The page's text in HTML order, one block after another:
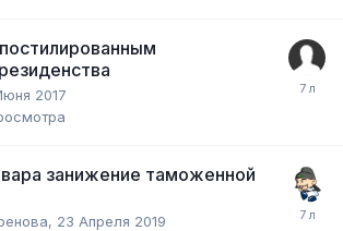
2017
занижение таможенной
, 23 Апреля 2019